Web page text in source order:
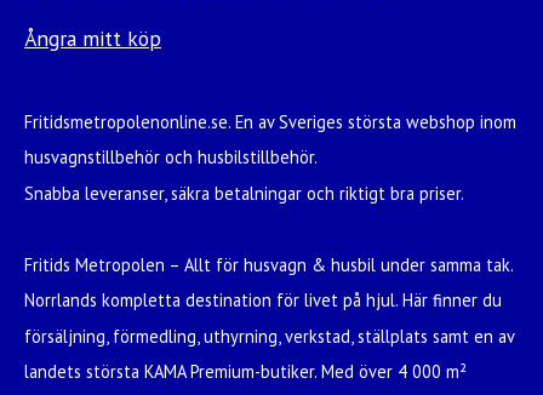
Ångra mitt köp
Fritidsmetropolenonline.se. En av Sveriges största webshop inom
husvagnstillbehör och husbilstillbehör.
Snabba leveranser, säkra betalningar och riktigt bra priser.
Fritids Metropolen – Allt för husvagn & husbil under samma tak.
Norrlands kompletta destination för livet på hjul. Här finner du
försäljning, förmedling, uthyrning, verkstad, ställplats samt en av
landets största KAMA Premium-butiker. Med över 4 000 m²